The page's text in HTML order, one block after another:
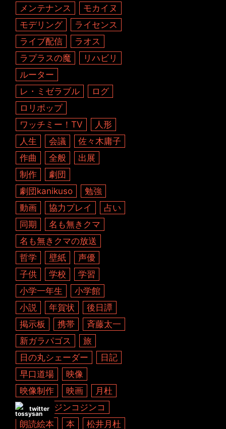
メンテナンス
モカイヌ
モデリング
ライセンス
ライブ配信
ラオス
ラプラスの魔
リハビリ
ルーター
レ・ミゼラブル
ログ
ロリポップ
ワッチミー！TV
人形
人生
会議
佐々木庸子
作曲
全般
出展
制作
劇団
劇団kanikuso
勉強
動画
協力プレイ
占い
同期
名も無きクマ
名も無きクマの放送
哲学
壁紙
声優
子供
学校
学習
小学一年生
小学館
小説
年賀状
後日譚
掲示板
携帯
斉藤太一
新ガラパゴス
旅
日の丸シェーダー
日記
早口道場
映像
映像制作
映画
月杜
有限会社ジンコジンコ
朗読絵本
本 松井月杜
twitter